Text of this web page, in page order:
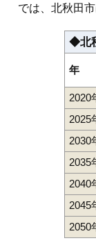
では、北秋田市
◆北
年
2020
2025
2030
2035
2040
2045
2050